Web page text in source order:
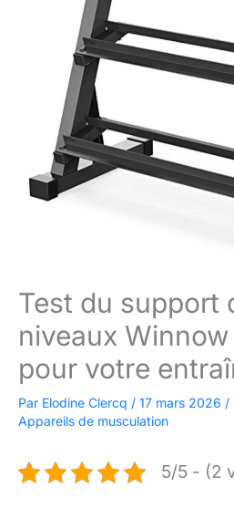
Test du support
niveaux
pour votre
Par Elodine Clercq / 17 mars 2026 /
Appareils de musculation
5/5 - (2